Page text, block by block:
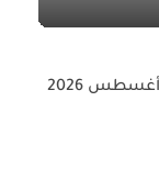
أبراج اليوم الأحد 9 أغسطس 2026